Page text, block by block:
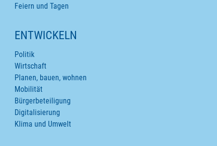
Feiern und Tagen
ENTWICKELN
Politik
Wirtschaft
Planen, bauen, wohnen
Mobilität
Bürgerbeteiligung
Digitalisierung
Klima und Umwelt